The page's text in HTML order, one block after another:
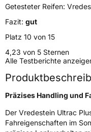
EU Label
Rollgeräusch (Klasse)B
Rollgeräusch (dB)69
Getesteter Reifen:
Fazit: gut
Platz 10 von 15
4,23 von 5 Sternen
Alle Testberichte
Präzises Handling und
Der Vredestein Ultrac
Fahreigenschaften im